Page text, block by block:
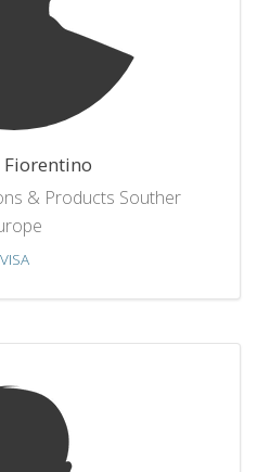
& Products Souther
VISA